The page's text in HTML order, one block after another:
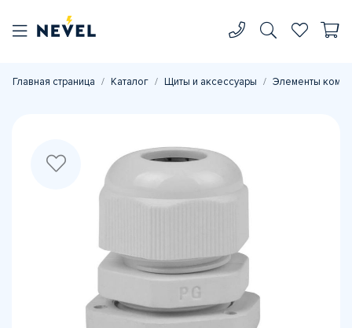
Главная страница Каталог Щиты и аксессуары Элементы